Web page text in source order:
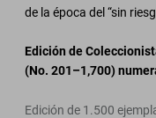
de la época del “sin
Edición de
(No. 201–1,700)
Edición de 1.500